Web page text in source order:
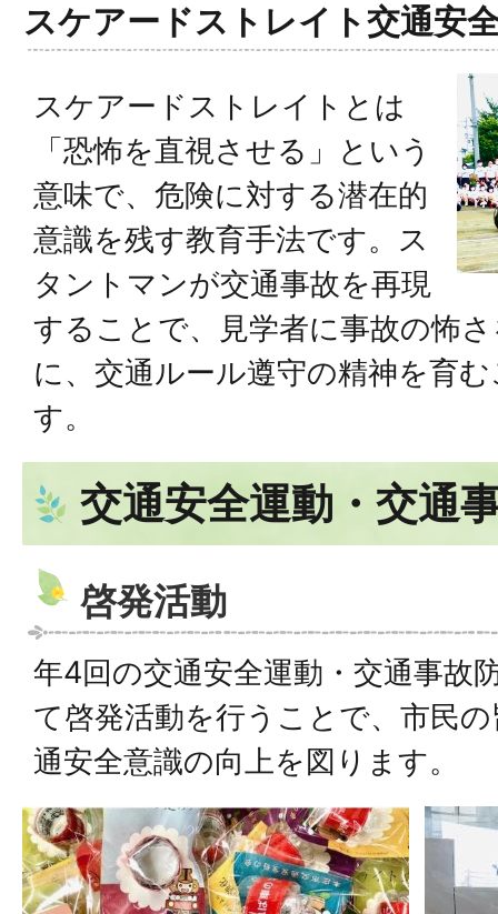
スケアードストレイト交通安
スケアードストレイトとは
「恐怖を直視させる」という
意味で、危険に対する潜在的
意識を残す教育手法です。ス
タントマンが交通事故を再現
することで、見学者に事故の怖
に、交通ルール遵守の精神を育
す。
交通安全運動・交通
啓発活動
年4回の交通安全運動・交通事故
て啓発活動を行うことで、市民
通安全意識の向上を図ります。